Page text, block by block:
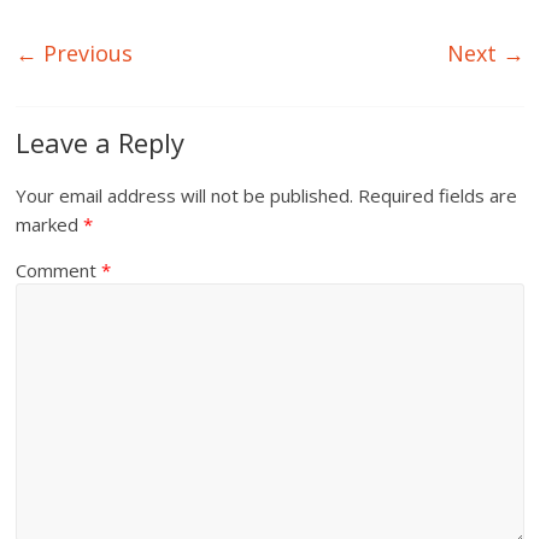
← Previous Next →
Leave a Reply
Your email address will not be published. Required fields are
marked*
Comment*